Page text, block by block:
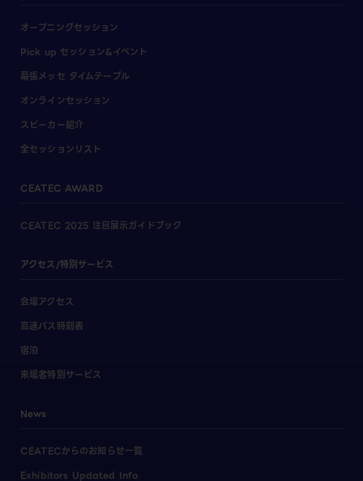
オープニングセッション
Pick up セッション&イベント
幕張メッセ タイムテーブル
オンラインセッション
スピーカー紹介
全セッションリスト
CEATEC AWARD
CEATEC 2025 注目展示ガイドブック
アクセス/特別サービス
会場アクセス
高速バス時刻表
宿泊
来場者特別サービス
News
CEATECからのお知らせ一覧
Exhibitors Updated Info